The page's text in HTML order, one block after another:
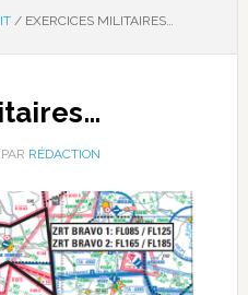
/EXERCICES MILITAIRES…
RÉDACTION